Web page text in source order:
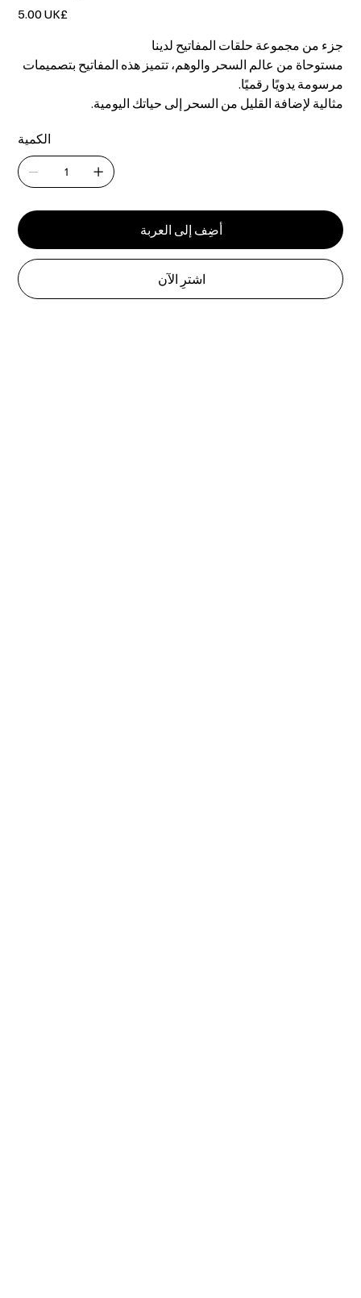
‏5.00 UK£
جزء من مجموعة حلقات المفاتيح لدينا
مستوحاة من عالم السحر والوهم، تتميز هذه المفاتيح بتصميمات
مرسومة يدويًا رقميًا.
مثالية لإضافة القليل من السحر إلى حياتك اليومية.
الكمية
أضِف إلى العربة
اشترِ الآن